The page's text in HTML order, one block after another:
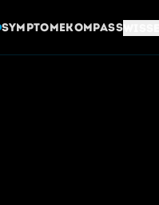
SymptomeKompass